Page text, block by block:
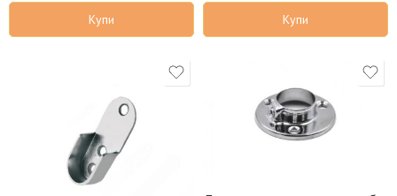
Купи Купи